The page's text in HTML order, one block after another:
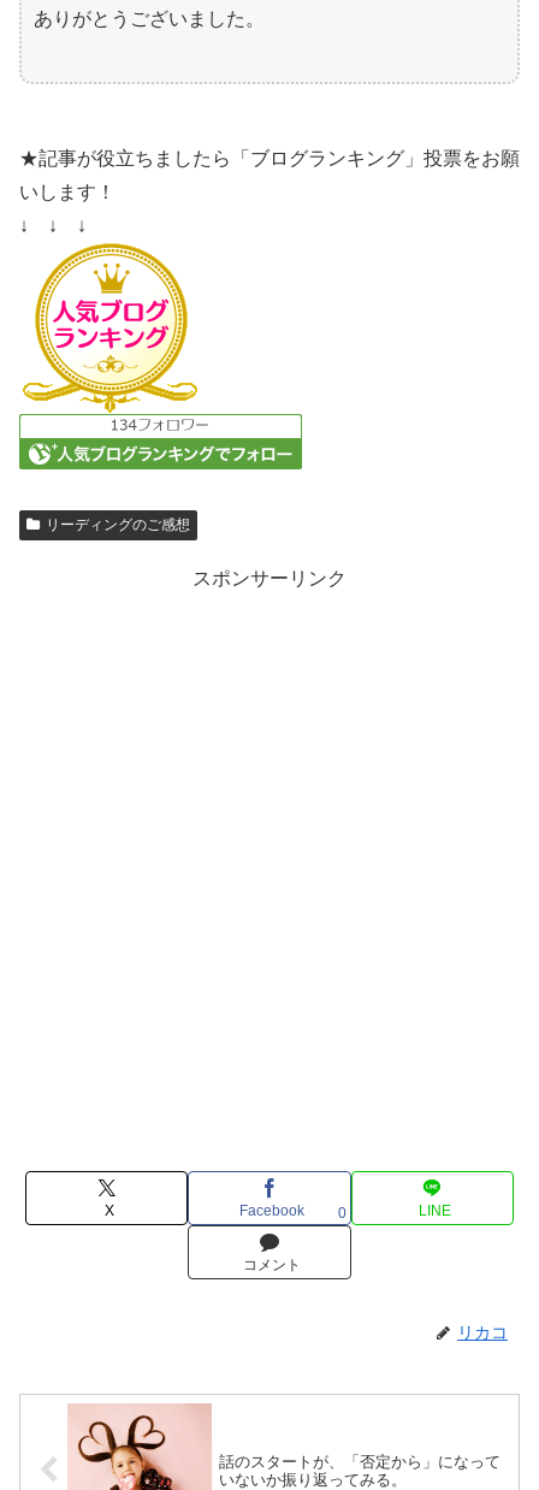
ありがとうございました。
★記事が役立ちましたら「ブログランキング」投票をお願
いします！
↓ ↓ ↓
リーディングのご感想
スポンサーリンク
X Facebook 0 LINE
コメント
リカコ
話のスタートが、「否定から」になって
いないか振り返ってみる。